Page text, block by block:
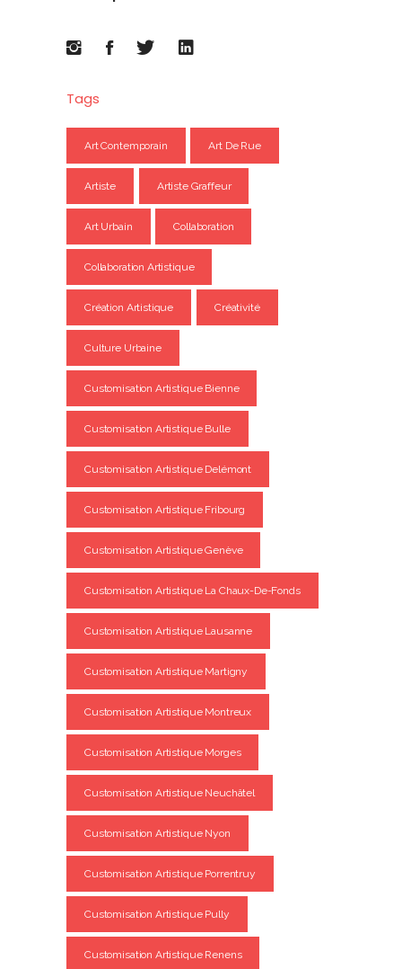
Tags
Art Contemporain Art De Rue
Artiste Artiste Graffeur
Art Urbain Collaboration
Collaboration Artistique
Création Artistique Créativité
Culture Urbaine
Customisation Artistique Bienne
Customisation Artistique Bulle
Customisation Artistique Delémont
Customisation Artistique Fribourg
Customisation Artistique Genève
Customisation Artistique La Chaux-De-Fonds
Customisation Artistique Lausanne
Customisation Artistique Martigny
Customisation Artistique Montreux
Customisation Artistique Morges
Customisation Artistique Neuchâtel
Customisation Artistique Nyon
Customisation Artistique Porrentruy
Customisation Artistique Pully
Customisation Artistique Renens